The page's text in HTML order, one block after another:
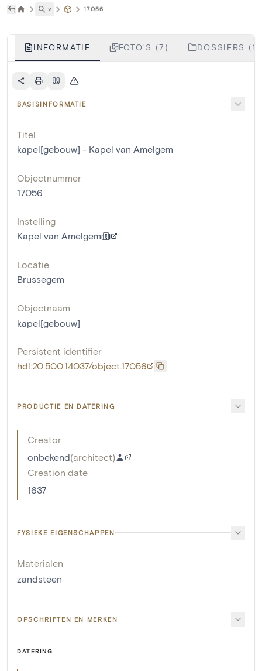
˅ 17056
INFORMATIE FOTO'S (7) DOSSIERS (1)
BASISINFORMATIE
Titel
kapel[gebouw] - Kapel van Amelgem
Objectnummer
17056
Instelling
Kapel van Amelgem
Locatie
Brussegem
Objectnaam
kapel[gebouw]
Persistent identifier
hdl:20.500.14037/object.17056
PRODUCTIE EN DATERING
Creator
onbekend(architect)
Creation date
1637
FYSIEKE EIGENSCHAPPEN
Materialen
zandsteen
OPSCHRIFTEN EN MERKEN
DATERING